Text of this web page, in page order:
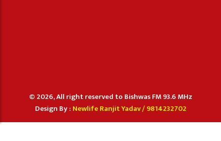
© 2026, All right reserved to Bishwas FM 93.6 MHz
Design By : Newlife Ranjit Yadav /9814232702